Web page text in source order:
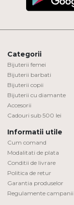
Categorii
Bijuterii femei
Bijuterii barbati
Bijuterii copii
Bijuterii cu diamante
Accesorii
Cadouri sub 500 lei
Informatii utile
Cum comand
Modalitati de plata
Conditii de livrare
Politica de retur
Garantia produselor
Regulamente campanii